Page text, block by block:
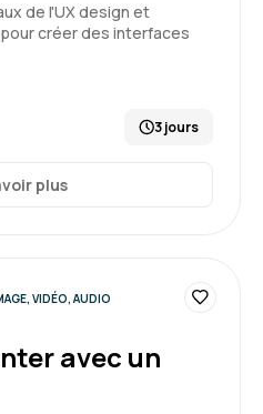
de l'UX design et
créer des interfaces
3 jours
plus
VIDÉO, AUDIO
avec un